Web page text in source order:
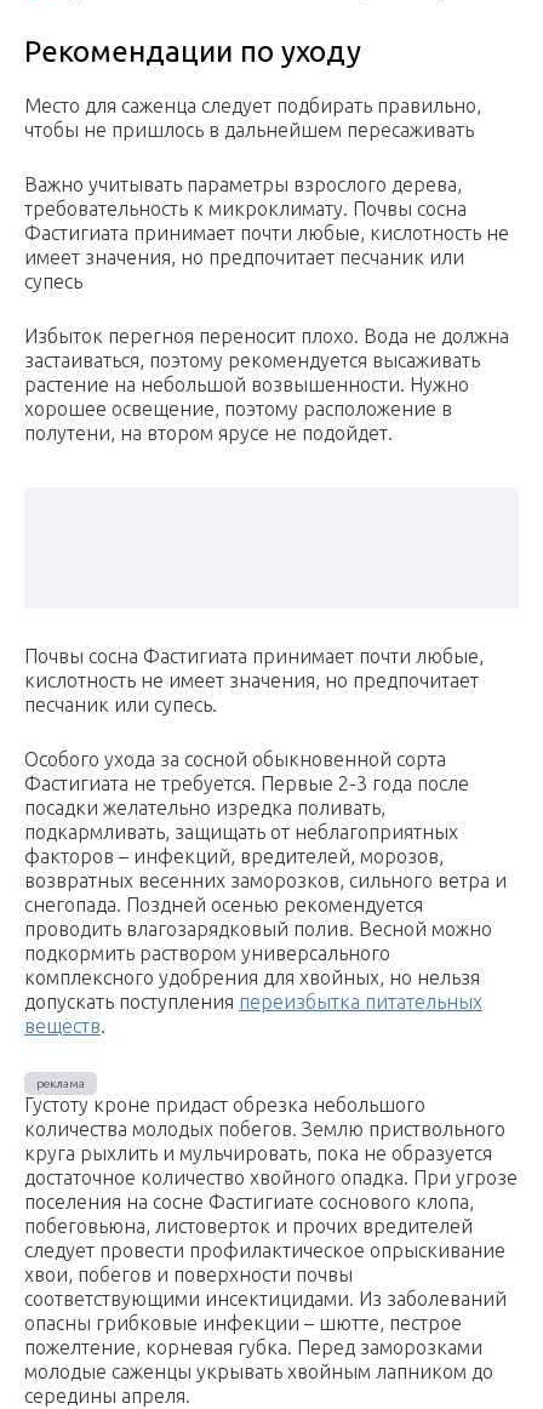
Рекомендации по уходу
Место для саженца следует подбирать правильно,
чтобы не пришлось в дальнейшем пересаживать
Важно учитывать параметры взрослого дерева,
требовательность к микроклимату. Почвы сосна
Фастигиата принимает почти любые, кислотность не
имеет значения, но предпочитает песчаник или
супесь
Избыток перегноя переносит плохо. Вода не должна
застаиваться, поэтому рекомендуется высаживать
растение на небольшой возвышенности. Нужно
хорошее освещение, поэтому расположение в
полутени, на втором ярусе не подойдет.
Почвы сосна Фастигиата принимает почти любые,
кислотность не имеет значения, но предпочитает
песчаник или супесь.
Особого ухода за сосной обыкновенной сорта
Фастигиата не требуется. Первые 2-3 года после
посадки желательно изредка поливать,
подкармливать, защищать от неблагоприятных
факторов – инфекций, вредителей, морозов,
возвратных весенних заморозков, сильного ветра и
снегопада. Поздней осенью рекомендуется
проводить влагозарядковый полив. Весной можно
подкормить раствором универсального
комплексного удобрения для хвойных, но нельзя
допускать поступления переизбытка питательных
веществ.
Густоту кроне придаст обрезка небольшого
количества молодых побегов. Землю приствольного
круга рыхлить и мульчировать, пока не образуется
достаточное количество хвойного опадка. При угрозе
поселения на сосне Фастигиате соснового клопа,
побеговьюна, листоверток и прочих вредителей
следует провести профилактическое опрыскивание
хвои, побегов и поверхности почвы
соответствующими инсектицидами. Из заболеваний
опасны грибковые инфекции – шютте, пестрое
пожелтение, корневая губка. Перед заморозками
молодые саженцы укрывать хвойным лапником до
середины апреля.